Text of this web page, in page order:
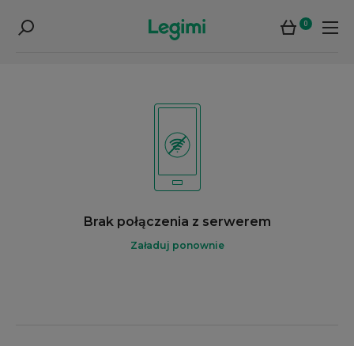
0
Brak połączenia z serwerem
Załaduj ponownie